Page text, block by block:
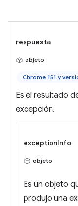
respuesta
objeto
Chrome 151 y
Es el resultado
excepción.
exceptionInfo
objeto
Es un objeto
produjo una